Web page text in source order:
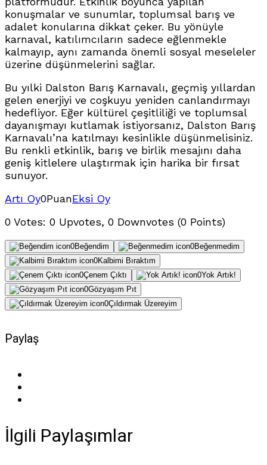
konuşmalar ve sunumlar, toplumsal barış ve
adalet konularına dikkat çeker. Bu yönüyle
karnaval, katılımcıların sadece eğlenmekle
kalmayıp, aynı zamanda önemli sosyal meseleler
üzerine düşünmelerini sağlar.
Bu yılki Dalston Barış Karnavalı, geçmiş yıllardan
gelen enerjiyi ve coşkuyu yeniden canlandırmayı
hedefliyor. Eğer kültürel çeşitliliği ve toplumsal
dayanışmayı kutlamak istiyorsanız, Dalston Barış
Karnavalı’na katılmayı kesinlikle düşünmelisiniz.
Bu renkli etkinlik, barış ve birlik mesajını daha
geniş kitlelere ulaştırmak için harika bir fırsat
sunuyor.
Artı Oy0PuanEksi Oy
0 Votes: 0 Upvotes, 0 Downvotes (0 Points)
0Beğendim 0Beğenmedim
0Kalbimi Bıraktım
0Çenem Çıktı 0Yok Artık!
0Gözyaşım Pıt
0Çıldırmak Üzereyim
Paylaş
İlgili Paylaşımlar